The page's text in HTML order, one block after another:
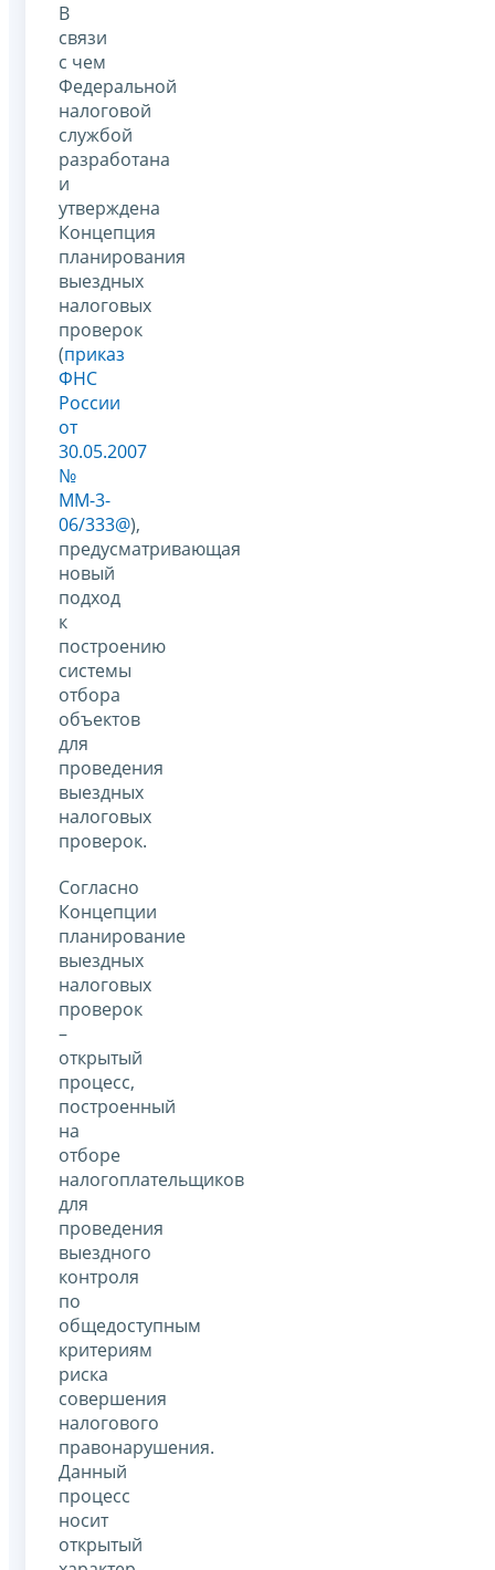
В
связи
с чем
Федеральной
налоговой
службой
разработана
и
утверждена
Концепция
планирования
выездных
налоговых
проверок
(приказ
ФНС
России
от
30.05.2007
№
ММ-3-
06/333@),
предусматривающая
новый
подход
к
построению
системы
отбора
объектов
для
проведения
выездных
налоговых
проверок.
Согласно
Концепции
планирование
выездных
налоговых
проверок
–
открытый
процесс,
построенный
на
отборе
налогоплательщиков
для
проведения
выездного
контроля
по
общедоступным
критериям
риска
совершения
налогового
правонарушения.
Данный
процесс
носит
открытый